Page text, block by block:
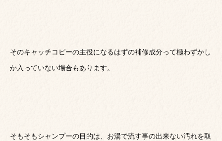
そのキャッチコピーの主役になるはずの補修成分って極わずかし
か入っていない場合もあります。
そもそもシャンプーの目的は、お湯で流す事の出来ない汚れを取